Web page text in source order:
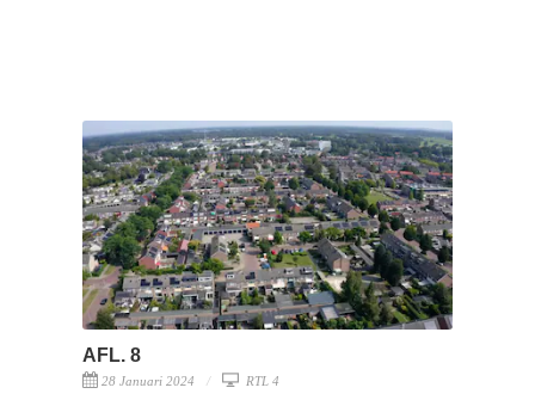
AFL. 8
28 Januari 2024 RTL 4